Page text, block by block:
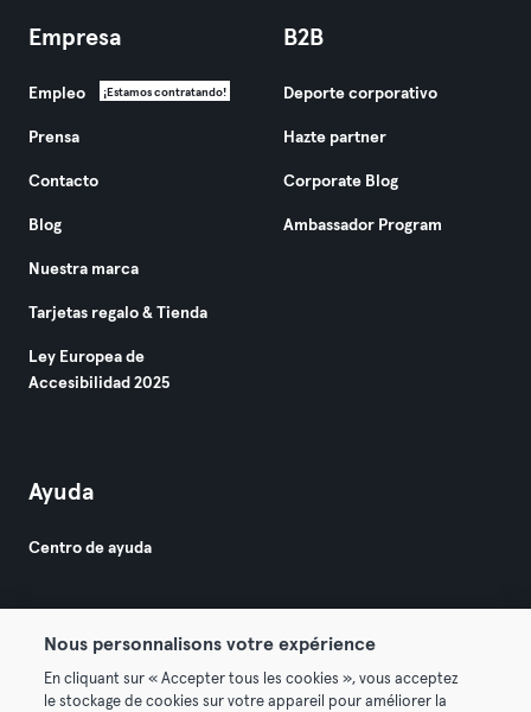
Empresa
Empleo ¡Estamos contratando!
Prensa
Contacto
Blog
Nuestra marca
Tarjetas regalo & Tienda
Ley Europea de
Accesibilidad 2025
B2B
Deporte corporativo
Hazte partner
Corporate Blog
Ambassador Program
Ayuda
Centro de ayuda
Nous personnalisons votre expérience
En cliquant sur « Accepter tous les cookies », vous acceptez
le stockage de cookies sur votre appareil pour améliorer la